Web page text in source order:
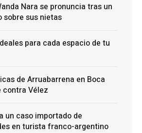
Nara se pronuncia tras un
sobre sus nietas
para cada espacio de tu
de Arruabarrena en Boca
contra Vélez
un caso importado de
en turista franco-argentino